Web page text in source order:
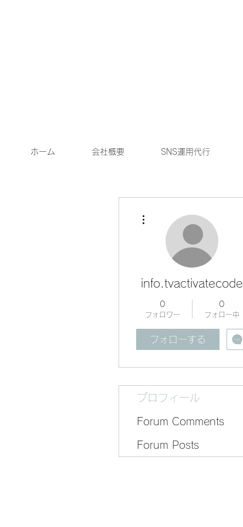
ホーム 会社概要 SNS運用代行
info.tvactivatecode
0
フォロワー
0
フォロー中
フォローする
プロフィール
Forum Comments
Forum Posts